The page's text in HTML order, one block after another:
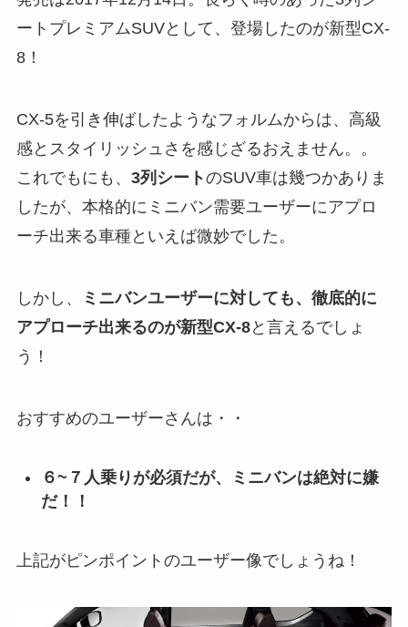
ートプレミアムSUVとして、登場したのが新型CX-
8！
CX-5を引き伸ばしたようなフォルムからは、高級
感とスタイリッシュさを感じざるおえません。。
これでもにも、 3列シートのSUV車は幾つかありま
したが、本格的にミニバン需要ユーザーにアプロ
ーチ出来る車種といえば微妙でした。
しかし、
ミニバンユーザーに対しても、徹底的に
アプローチ出来るのが新型CX-8と言えるでしょ
う！
おすすめのユーザーさんは・・
６~７人乗りが必須だが、ミニバンは絶対に嫌
だ！！
上記がピンポイントのユーザー像でしょうね！